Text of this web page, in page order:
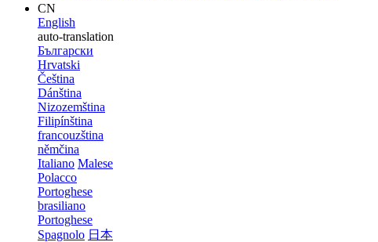
CN
English
auto-translation
Български
Hrvatski
Čeština
Dánština
Nizozemština
Filipínština
francouzština
němčina
Italiano Malese
Polacco
Portoghese
brasiliano
Portoghese
Spagnolo 日本